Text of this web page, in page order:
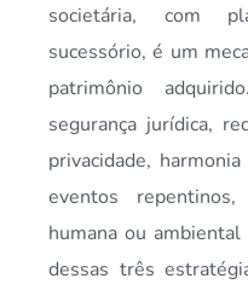
societária, com
sucessório, é um
patrimônio
segurança jurídica,
privacidade,
eventos
humana ou ambiental
dessas três